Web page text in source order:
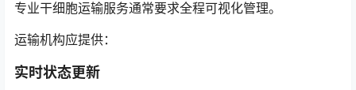
专业干细胞运输服务通常要求全程可视化管理。
运输机构应提供：
实时状态更新